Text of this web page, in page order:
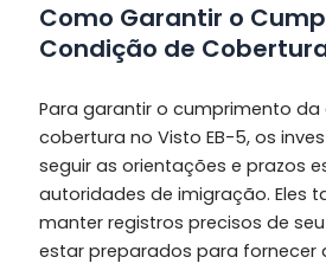
Como Garantir o
Condição de
Para garantir o cumprimento
cobertura no Visto EB-5, os
seguir as orientações e prazos
autoridades de imigração. Eles
manter registros precisos de
estar preparados para fornecer